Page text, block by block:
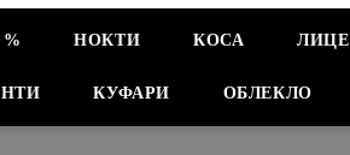
НОКТИ КОСА ЛИЦЕ
КУФАРИ ОБЛЕКЛО